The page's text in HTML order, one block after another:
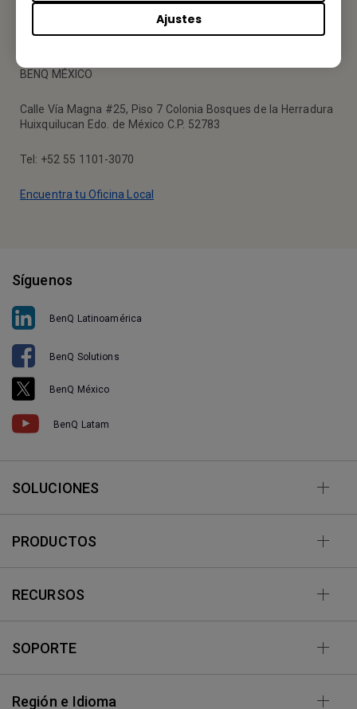
Ajustes
BENQ MÉXICO
Calle Vía Magna #25, Piso 7 Colonia Bosques de la Herradura
Huixquilucan Edo. de México C.P. 52783
Tel: +52 55 1101-3070
Encuentra tu Oficina Local
Síguenos
BenQ Latinoamérica
BenQ Solutions
BenQ México
BenQ Latam
SOLUCIONES
PRODUCTOS
RECURSOS
SOPORTE
Región e Idioma